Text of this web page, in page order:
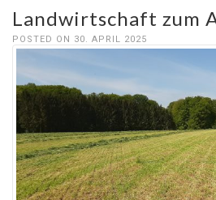
Landwirtschaft zum
POSTED ON 30. APRIL 2025